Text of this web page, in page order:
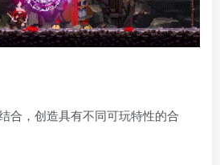
合，创造具有不同可玩特性的合